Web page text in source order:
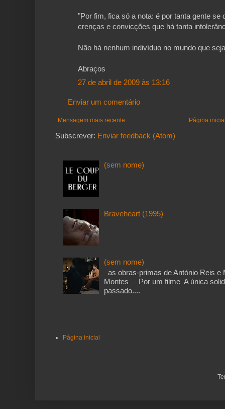
"Por fim, fica só a nota: é por tanta gente
crenças e convicções que há tanta
Não há nenhum indivíduo no mundo que
Abraços
27 de abril de 2009 às 13:16
Enviar um comentário
Mensagem mais recente Página
Subscrever: Enviar feedback (Atom)
(sem nome)
Braveheart (1995)
(sem nome)
as obras-primas de António Reis e
Montes Por um filme A única
passado....
Página inicial